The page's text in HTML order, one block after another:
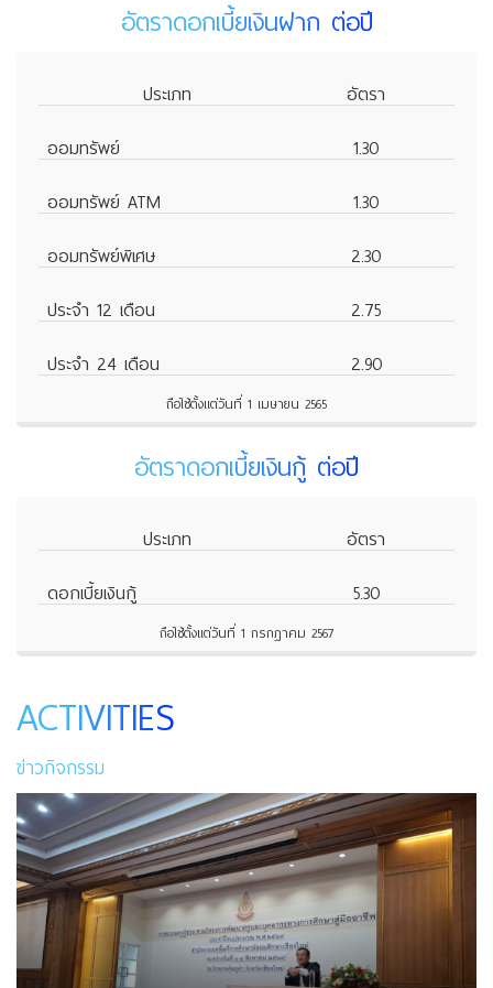
อัตราดอกเบี้ยเงินฝาก ต่อปี
ประเภท
อัตรา
ออมทรัพย์
1.30
ออมทรัพย์ ATM
1.30
ออมทรัพย์พิเศษ
2.30
ประจำ 12 เดือน
2.75
ประจำ 24 เดือน
2.90
ถือใช้ตั้งแต่วันที่ 1 เมษายน 2565
อัตราดอกเบี้ยเงินกู้ ต่อปี
ประเภท
อัตรา
ดอกเบี้ยเงินกู้
5.30
ถือใช้ตั้งแต่วันที่ 1 กรกฎาคม 2567
ACTIVITIES
ข่าวกิจกรรม